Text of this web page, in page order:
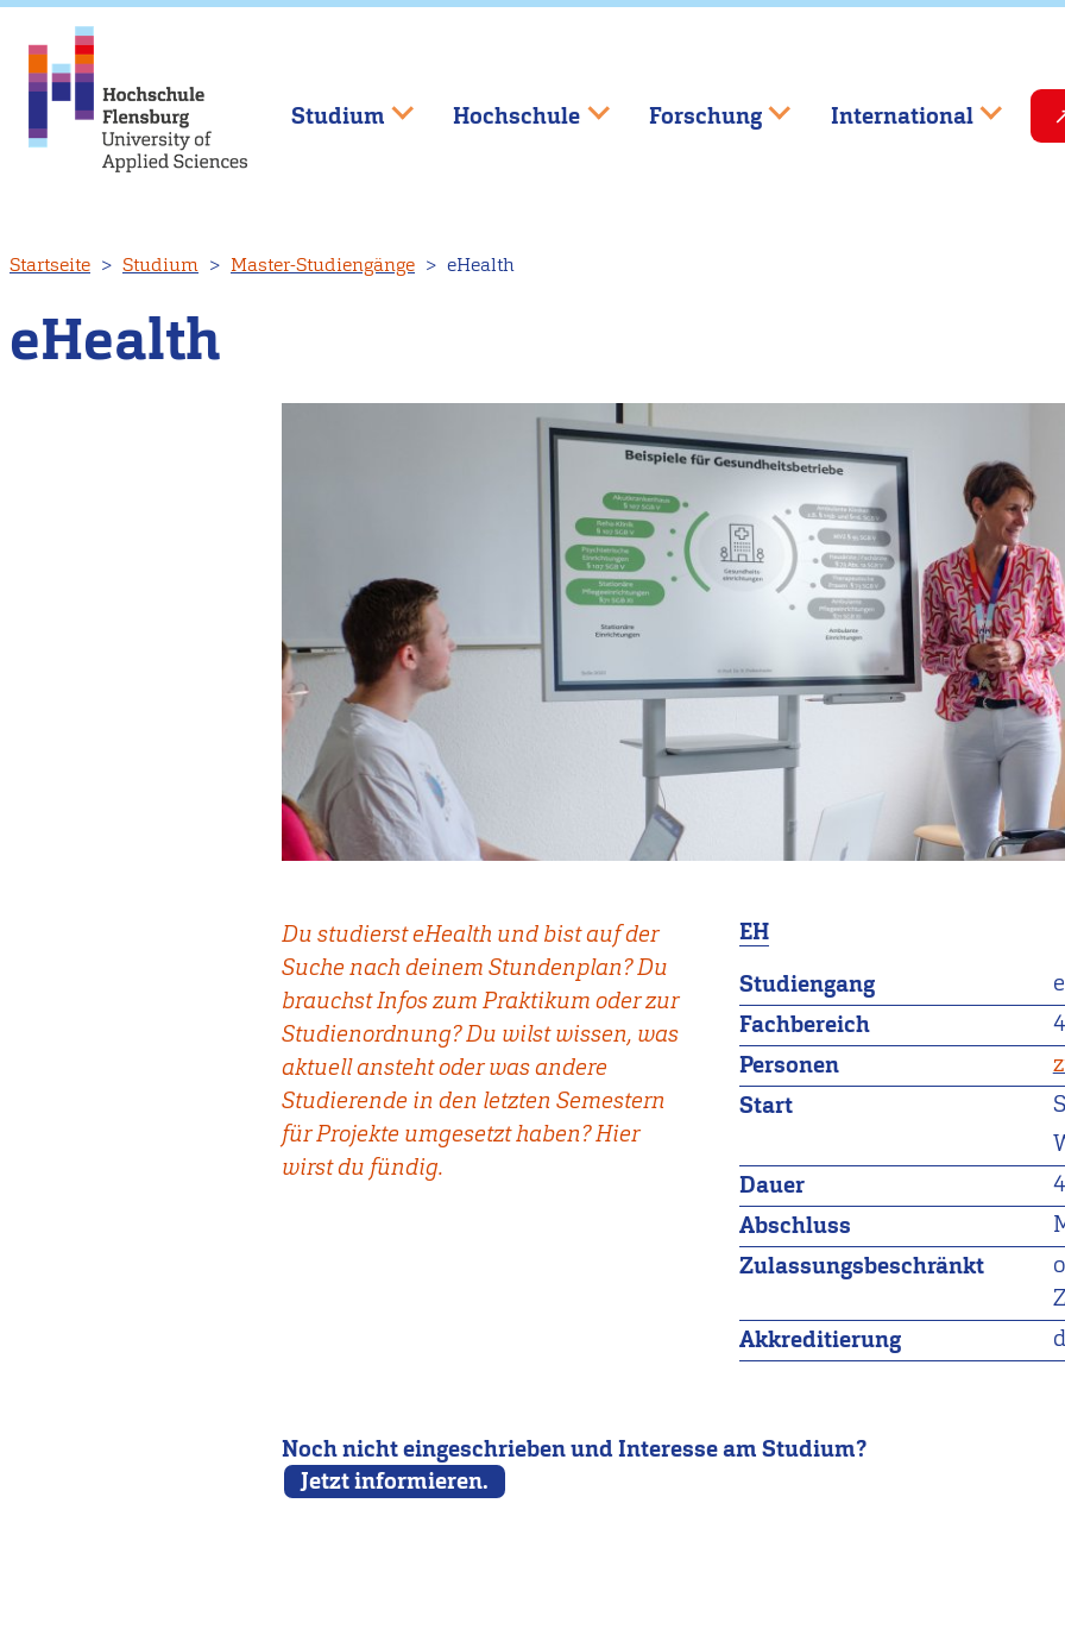
zum
Inhalt
Studium Hochschule Forschung International
Startseite Studium Master-Studiengänge eHealth
eHealth
Du studierst eHealth und bist auf der
Suche nach deinem Stundenplan? Du
brauchst Infos zum Praktikum oder zur
Studienordnung? Du wilst wissen, was
aktuell ansteht oder was andere
Studierende in den letzten Semestern
für Projekte umgesetzt haben? Hier
wirst du fündig.
EH
Studiengang
Fachbereich
4
Personen
Start
Dauer
Abschluss
Zulassungsbeschränkt
Akkreditierung
Noch nicht eingeschrieben und Interesse am Studium?
Jetzt informieren.